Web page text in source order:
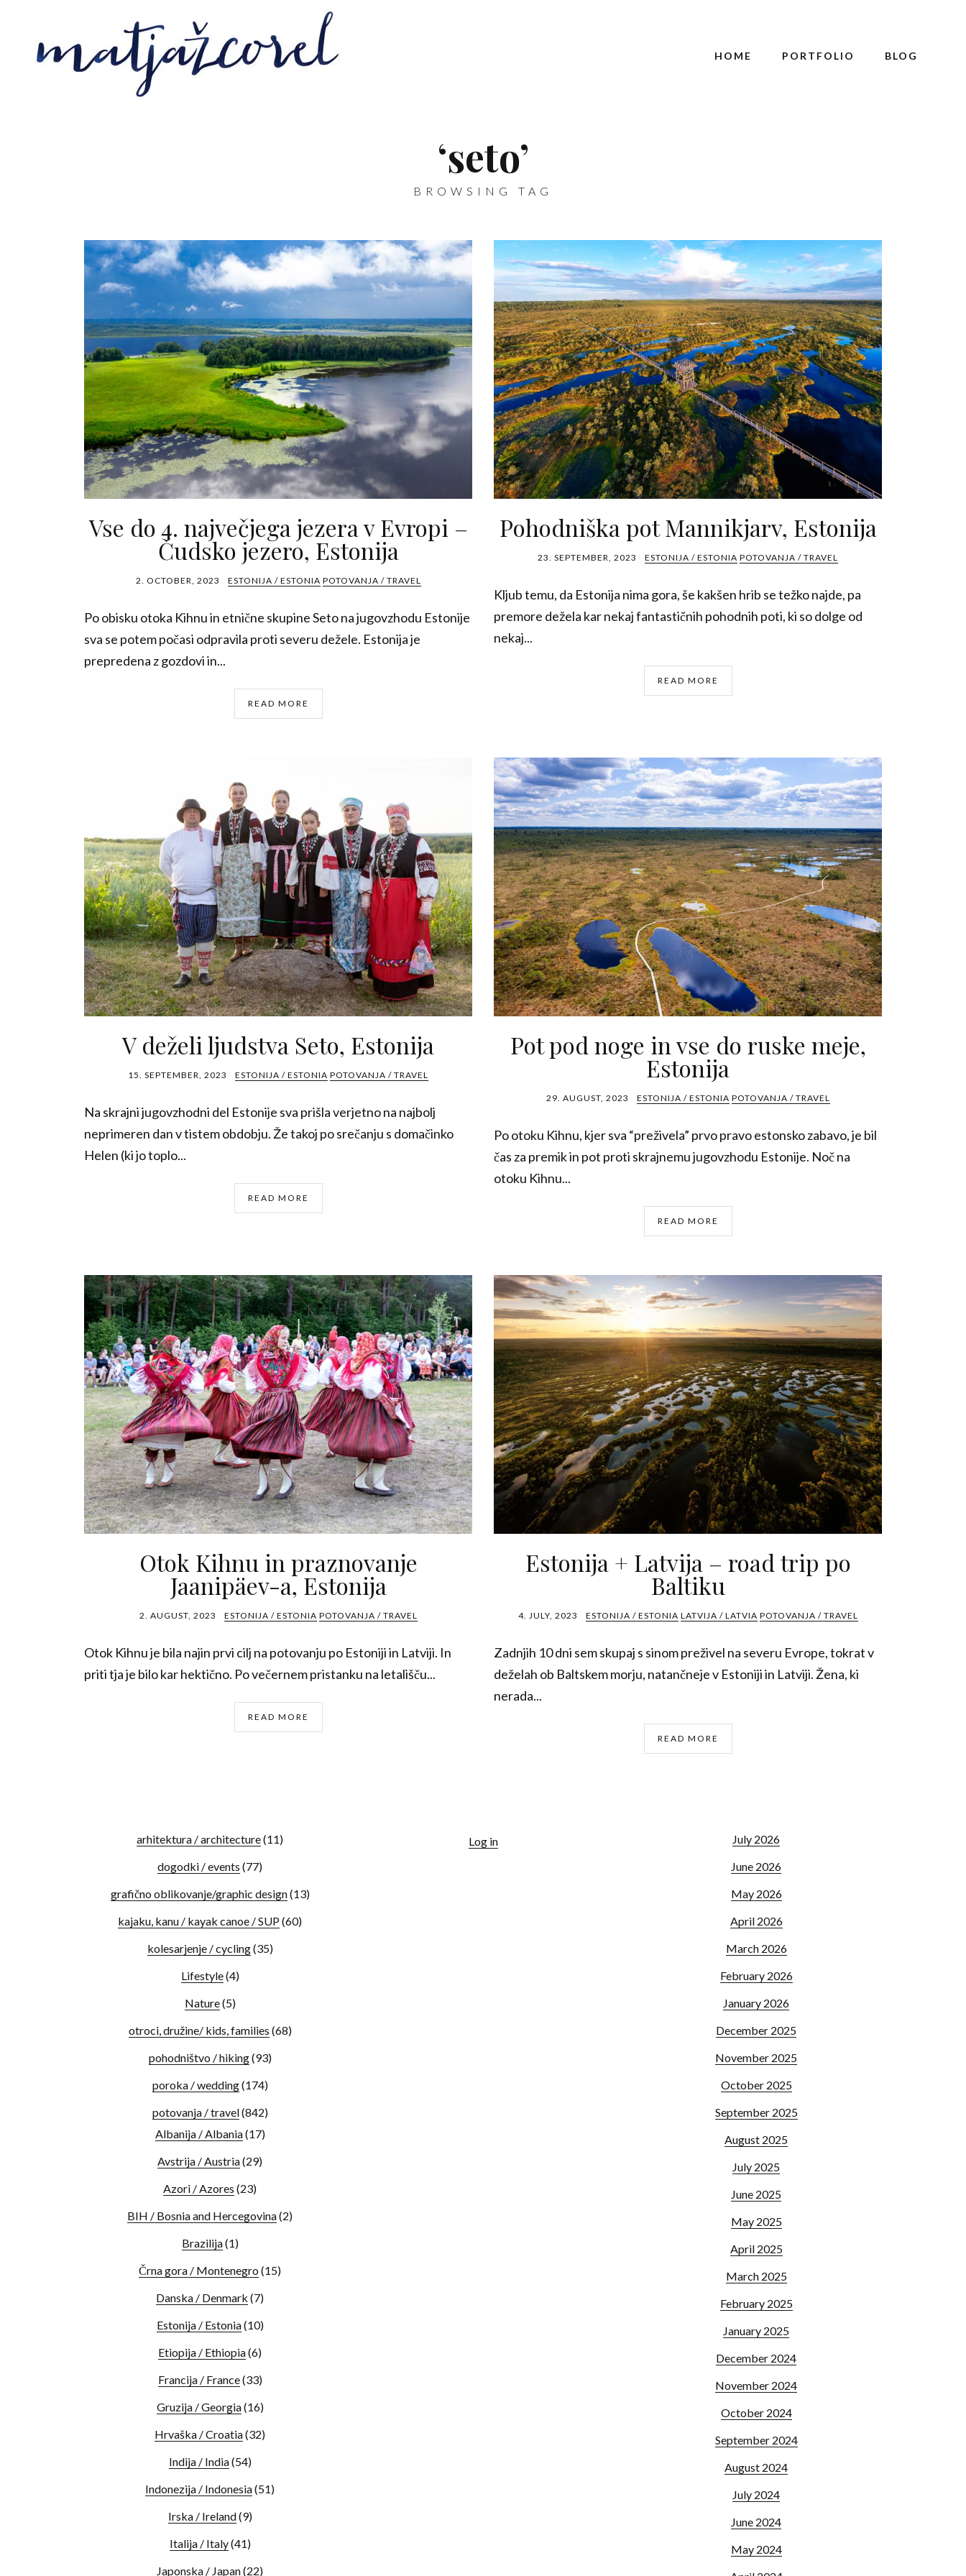
HOME PORTFOLIO BLOG
‘seto’
BROWSING TAG
Vse do 4. največjega jezera v Evropi –
Čudsko jezero, Estonija
2. OCTOBER, 2023 ESTONIJA / ESTONIA POTOVANJA / TRAVEL
Po obisku otoka Kihnu in etnične skupine Seto na jugovzhodu Estonije
sva se potem počasi odpravila proti severu dežele. Estonija je
prepredena z gozdovi in...
READ MORE
Pohodniška pot Mannikjarv, Estonija
23. SEPTEMBER, 2023 ESTONIJA / ESTONIA POTOVANJA / TRAVEL
Kljub temu, da Estonija nima gora, še kakšen hrib se težko najde, pa
premore dežela kar nekaj fantastičnih pohodnih poti, ki so dolge od
nekaj...
READ MORE
V deželi ljudstva Seto, Estonija
15. SEPTEMBER, 2023 ESTONIJA / ESTONIA POTOVANJA / TRAVEL
Na skrajni jugovzhodni del Estonije sva prišla verjetno na najbolj
neprimeren dan v tistem obdobju. Že takoj po srečanju s domačinko
Helen (ki jo toplo...
READ MORE
Pot pod noge in vse do ruske meje,
Estonija
29. AUGUST, 2023 ESTONIJA / ESTONIA POTOVANJA / TRAVEL
Po otoku Kihnu, kjer sva “preživela” prvo pravo estonsko zabavo, je bil
čas za premik in pot proti skrajnemu jugovzhodu Estonije. Noč na
otoku Kihnu...
READ MORE
Otok Kihnu in praznovanje
Jaanipäev-a, Estonija
2. AUGUST, 2023 ESTONIJA / ESTONIA POTOVANJA / TRAVEL
Otok Kihnu je bila najin prvi cilj na potovanju po Estoniji in Latviji. In
priti tja je bilo kar hektično. Po večernem pristanku na letališču...
READ MORE
Estonija + Latvija – road trip po
Baltiku
4. JULY, 2023 ESTONIJA / ESTONIA LATVIJA / LATVIA POTOVANJA / TRAVEL
Zadnjih 10 dni sem skupaj s sinom preživel na severu Evrope, tokrat v
deželah ob Baltskem morju, natančneje v Estoniji in Latviji. Žena, ki
nerada...
READ MORE
arhitektura / architecture(11)
dogodki / events (77)
grafično oblikovanje/graphic design(13)
kajaku, kanu / kayak canoe / SUP(60)
kolesarjenje / cycling(35)
Lifestyle(4)
Nature(5)
otroci, družine/ kids, families (68)
pohodništvo / hiking(93)
poroka / wedding(174)
potovanja / travel(842)
Albanija / Albania(17)
Avstrija / Austria(29)
Azori / Azores (23)
BIH / Bosnia and Hercegovina(2)
Brazilija(1)
Črna gora / Montenegro (15)
Danska / Denmark (7)
Estonija / Estonia(10)
Etiopija / Ethiopia(6)
Francija / France(33)
Gruzija / Georgia(16)
Hrvaška / Croatia(32)
Indija / India(54)
Indonezija / Indonesia(51)
Irska / Ireland(9)
Italija / Italy(41)
Japonska / Japan(22)
Log in
July 2026
June 2026
May 2026
April 2026
March 2026
February 2026
January 2026
December 2025
November 2025
October 2025
September 2025
August 2025
July 2025
June 2025
May 2025
April 2025
March 2025
February 2025
January 2025
December 2024
November 2024
October 2024
September 2024
August 2024
July 2024
June 2024
May 2024